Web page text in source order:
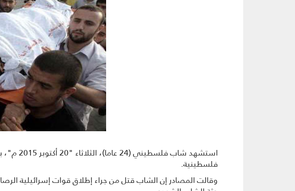
فلسطينية.
وقالت المصادر إن الشاب قتل من جراء إطلاق قوات إسرائيلية